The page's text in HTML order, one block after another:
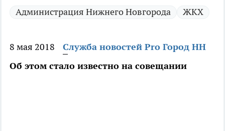
Администрация Нижнего Новгорода ЖКХ
8 мая 2018
Служба новостей Pro Город НН
Об этом стало известно на совещании